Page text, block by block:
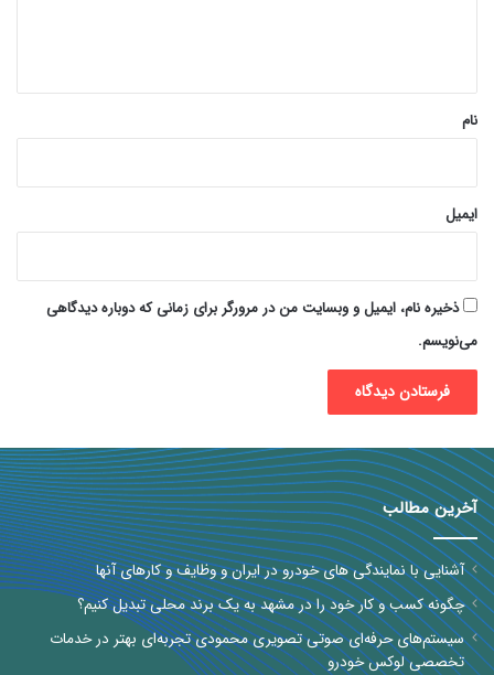
نام
ایمیل
ذخیره نام، ایمیل و وبسایت من در مرورگر برای زمانی که دوباره دیدگاهی
می‌نویسم.
آخرین مطالب
آشنایی با نمایندگی های خودرو در ایران و وظایف و کارهای آنها
چگونه کسب و کار خود را در مشهد به یک برند محلی تبدیل کنیم؟
سیستم‌های حرفه‌ای صوتی تصویری محمودی تجربه‌ای بهتر در خدمات
تخصصی لوکس خودرو